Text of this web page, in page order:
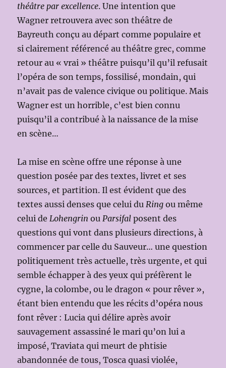
théâtre par excellence. Une intention que
Wagner retrouvera avec son théâtre de
Bayreuth conçu au départ comme populaire et
si clairement référencé au théâtre grec, comme
retour au « vrai » théâtre puisqu’il qu’il refusait
l’opéra de son temps, fossilisé, mondain, qui
n’avait pas de valence civique ou politique. Mais
Wagner est un horrible, c’est bien connu
puisqu’il a contribué à la naissance de la mise
en scène…
La mise en scène offre une réponse à une
question posée par des textes, livret et ses
sources, et partition. Il est évident que des
textes aussi denses que celui du Ring ou même
celui de Lohengrin ou Parsifalposent des
questions qui vont dans plusieurs directions, à
commencer par celle du Sauveur… une question
politiquement très actuelle, très urgente, et qui
semble échapper à des yeux qui préfèrent le
cygne, la colombe, ou le dragon « pour rêver »,
étant bien entendu que les récits d’opéra nous
font rêver : Lucia qui délire après avoir
sauvagement assassiné le mari qu’on lui a
imposé, Traviata qui meurt de phtisie
abandonnée de tous, Tosca quasi violée,